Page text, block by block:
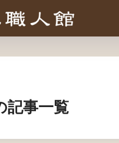
記事一覧